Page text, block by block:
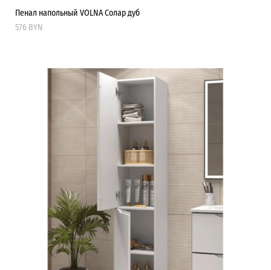
Пенал напольный VOLNA Солар дуб
576 BYN